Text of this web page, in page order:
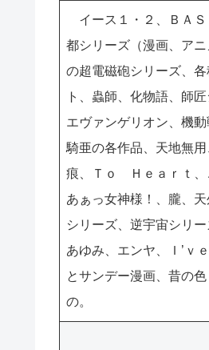
イース１・２、ＢＡＳ
都シリーズ（漫画、ア
の超電磁砲シリーズ、
ト、蟲師、化物語、師
エヴァンゲリオン、機
騎亜の各作品、天地無
痕、Ｔｏ Ｈｅａｒｔ、
あぁっ女神様！、朧、
シリーズ、逆宇宙シリ
あゆみ、エンヤ、Ｉ’ｖ
とサンデー漫画、昔の
の。